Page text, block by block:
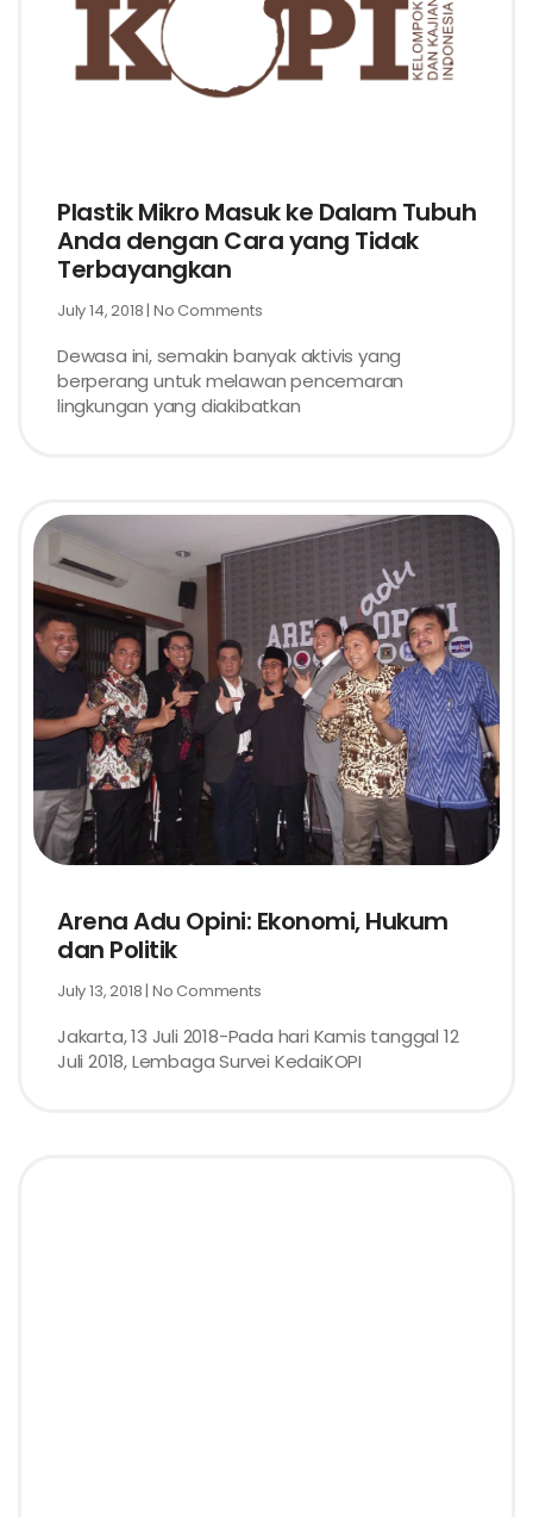
Plastik Mikro Masuk ke Dalam Tubuh
Anda dengan Cara yang Tidak
Terbayangkan
July 14, 2018 No Comments
Dewasa ini, semakin banyak aktivis yang
berperang untuk melawan pencemaran
lingkungan yang diakibatkan
Arena Adu Opini: Ekonomi, Hukum
dan Politik
July 13, 2018 No Comments
Jakarta, 13 Juli 2018-Pada hari Kamis tanggal 12
Juli 2018, Lembaga Survei KedaiKOPI